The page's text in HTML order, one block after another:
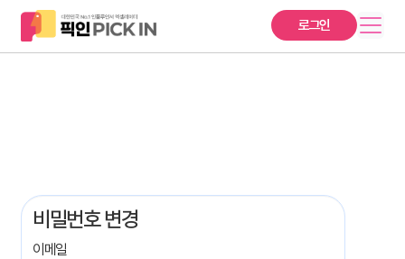
로그인
비밀번호 변경
이메일